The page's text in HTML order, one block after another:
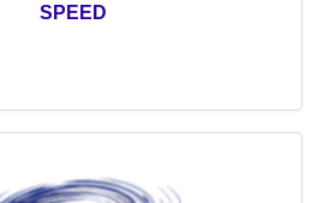
SPEED